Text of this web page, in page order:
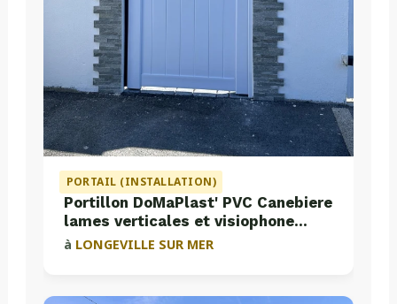
PORTAIL (INSTALLATION)
Portillon DoMaPlast' PVC Canebiere
lames verticales et visiophone
Aiphone
à LONGEVILLE SUR MER